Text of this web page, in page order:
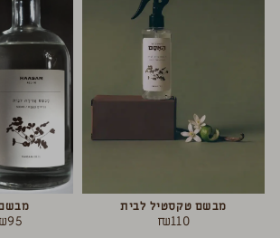
מבשם טקסטיל לבית
₪110
95